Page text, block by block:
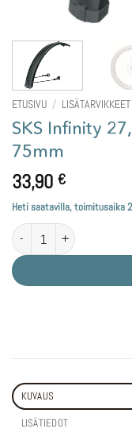
ETUSIVU / LISÄTARVIKKEET
SKS Infinity
75mm
33,90 €
Heti saatavilla, toimitusaika
SKS Infinity 27,5" - 29"
KUVAUS
LISÄTIEDOT